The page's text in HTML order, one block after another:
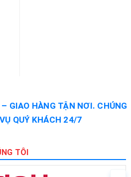
GIAO HÀNG TẬN NƠI. CHÚNG
QUÝ KHÁCH 24/7
TÔI